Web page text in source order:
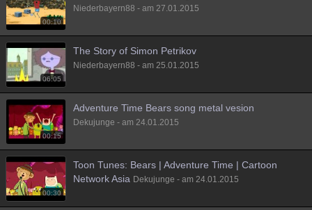
00:10
Niederbayern88 - am 27.01.2015
06:05
The Story of Simon Petrikov
Niederbayern88 - am 25.01.2015
00:15
Adventure Time Bears song metal vesion
Dekujunge - am 24.01.2015
00:30
Toon Tunes: Bears | Adventure Time | Cartoon
Network Asia Dekujunge - am 24.01.2015